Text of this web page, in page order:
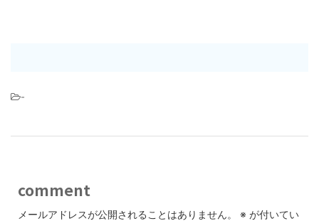
-
comment
メールアドレスが公開されることはありません。 ※ が付いてい